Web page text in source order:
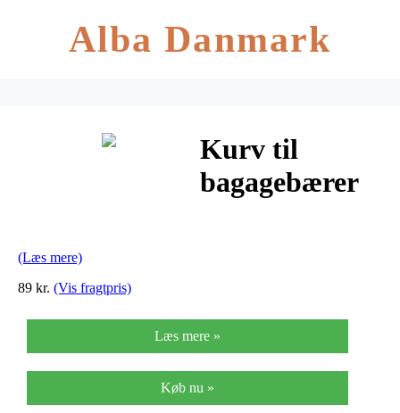
Alba Danmark
Kurv til
bagagebærer
(Læs mere)
89 kr. (Vis fragtpris)
Læs mere »
Køb nu »